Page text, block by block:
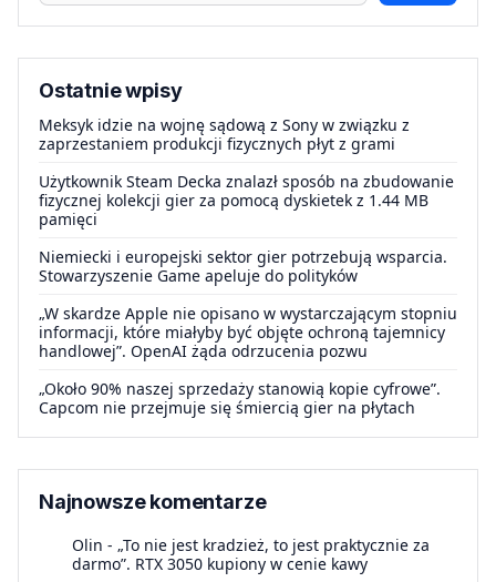
Ostatnie wpisy
Meksyk idzie na wojnę sądową z Sony w związku z
zaprzestaniem produkcji fizycznych płyt z grami
Użytkownik Steam Decka znalazł sposób na zbudowanie
fizycznej kolekcji gier za pomocą dyskietek z 1.44 MB
pamięci
Niemiecki i europejski sektor gier potrzebują wsparcia.
Stowarzyszenie Game apeluje do polityków
„W skardze Apple nie opisano w wystarczającym stopniu
informacji, które miałyby być objęte ochroną tajemnicy
handlowej”. OpenAI żąda odrzucenia pozwu
„Około 90% naszej sprzedaży stanowią kopie cyfrowe”.
Capcom nie przejmuje się śmiercią gier na płytach
Najnowsze komentarze
Olin - „To nie jest kradzież, to jest praktycznie za
darmo”. RTX 3050 kupiony w cenie kawy